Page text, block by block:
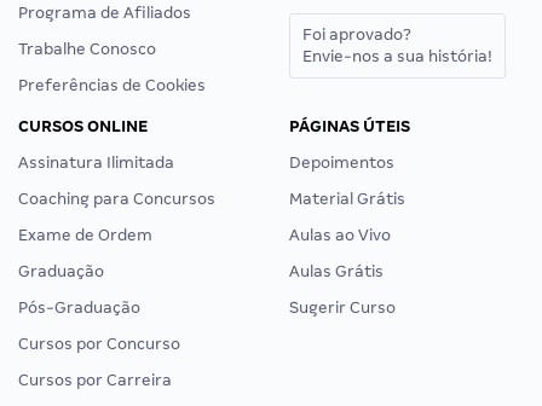
Programa de Afiliados
Trabalhe Conosco
Preferências de Cookies
Foi aprovado?
Envie-nos a sua história!
CURSOS ONLINE
Assinatura Ilimitada
Coaching para Concursos
Exame de Ordem
Graduação
Pós-Graduação
Cursos por Concurso
Cursos por Carreira
PÁGINAS ÚTEIS
Depoimentos
Material Grátis
Aulas ao Vivo
Aulas Grátis
Sugerir Curso